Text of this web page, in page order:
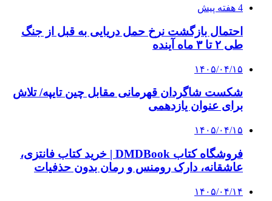
4 هفته پیش
احتمال بازگشت نرخ حمل دریایی به قبل از جنگ
طی ۲ تا ۳ ماه آینده
۱۴۰۵/۰۴/۱۵
شکست شاگردان قهرمانی مقابل چین تایپه/ تلاش
برای عنوان یازدهمی
۱۴۰۵/۰۴/۱۵
فروشگاه کتاب DMDBook | خرید کتاب فانتزی،
عاشقانه، دارک رومنس و رمان بدون حذفیات
۱۴۰۵/۰۴/۱۴